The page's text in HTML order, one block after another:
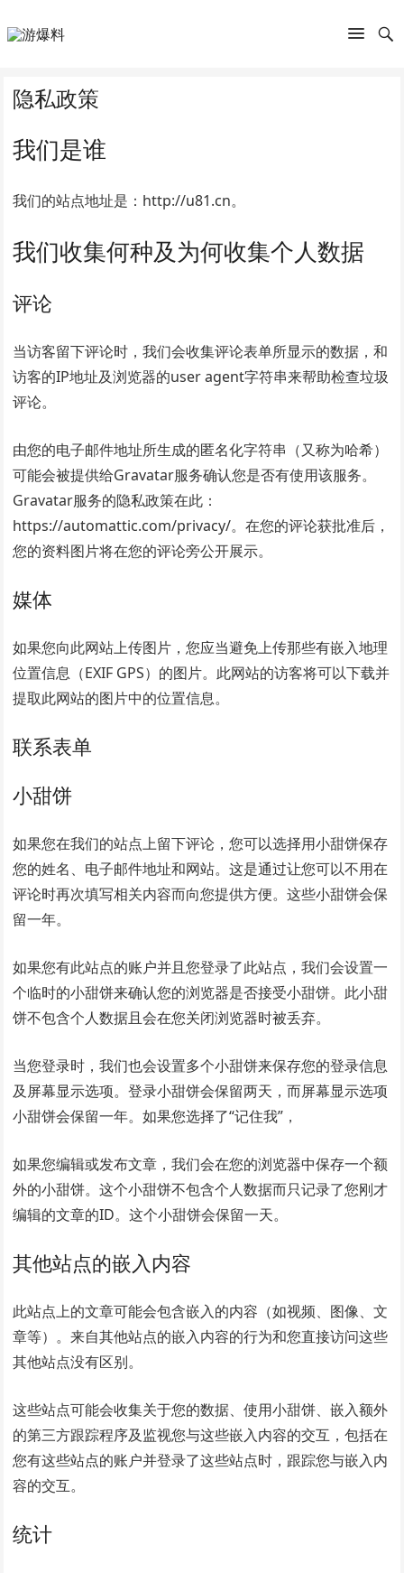
隐私政策
我们是谁
我们的站点地址是：http://u81.cn。
我们收集何种及为何收集个人数据
评论
当访客留下评论时，我们会收集评论表单所显示的数据，和
访客的IP地址及浏览器的user agent字符串来帮助检查垃圾
评论。
由您的电子邮件地址所生成的匿名化字符串（又称为哈希）
可能会被提供给Gravatar服务确认您是否有使用该服务。
Gravatar服务的隐私政策在此：
https://automattic.com/privacy/。在您的评论获批准后，
您的资料图片将在您的评论旁公开展示。
媒体
如果您向此网站上传图片，您应当避免上传那些有嵌入地理
位置信息（EXIF GPS）的图片。此网站的访客将可以下载并
提取此网站的图片中的位置信息。
联系表单
小甜饼
如果您在我们的站点上留下评论，您可以选择用小甜饼保存
您的姓名、电子邮件地址和网站。这是通过让您可以不用在
评论时再次填写相关内容而向您提供方便。这些小甜饼会保
留一年。
如果您有此站点的账户并且您登录了此站点，我们会设置一
个临时的小甜饼来确认您的浏览器是否接受小甜饼。此小甜
饼不包含个人数据且会在您关闭浏览器时被丢弃。
当您登录时，我们也会设置多个小甜饼来保存您的登录信息
及屏幕显示选项。登录小甜饼会保留两天，而屏幕显示选项
小甜饼会保留一年。如果您选择了“记住我”，
如果您编辑或发布文章，我们会在您的浏览器中保存一个额
外的小甜饼。这个小甜饼不包含个人数据而只记录了您刚才
编辑的文章的ID。这个小甜饼会保留一天。
其他站点的嵌入内容
此站点上的文章可能会包含嵌入的内容（如视频、图像、文
章等）。来自其他站点的嵌入内容的行为和您直接访问这些
其他站点没有区别。
这些站点可能会收集关于您的数据、使用小甜饼、嵌入额外
的第三方跟踪程序及监视您与这些嵌入内容的交互，包括在
您有这些站点的账户并登录了这些站点时，跟踪您与嵌入内
容的交互。
统计